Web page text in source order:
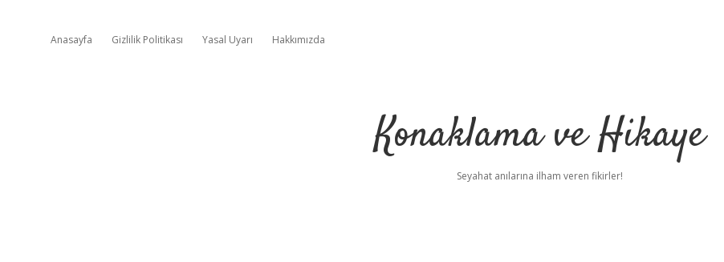
Anasayfa Gizlilik Politikası Yasal Uyarı Hakkımızda
Konaklama ve Hikaye
Seyahat anılarına ilham veren fikirler!